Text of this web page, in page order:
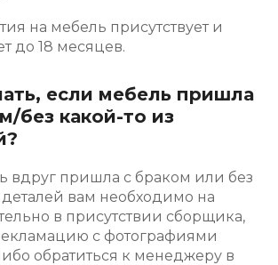
на мебель присутствует и
до 18 месяцев.
если мебель пришла
без какой-то из
вдруг пришла с браком или без
деталей вам необходимо на
в присутствии сборщика,
с фотографиями
обратиться к менеджеру в